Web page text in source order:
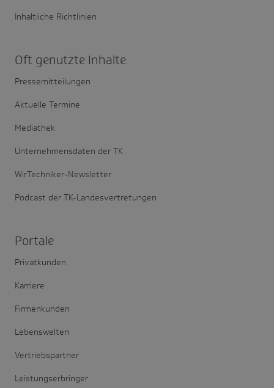
Inhaltliche Richtlinien
Oft genutzte Inhalte
Pressemitteilungen
Aktuelle Termine
Mediathek
Unternehmensdaten der TK
WirTechniker-Newsletter
Podcast der TK-Landesvertretungen
Portale
Privatkunden
Karriere
Firmenkunden
Lebenswelten
Vertriebspartner
Leistungserbringer